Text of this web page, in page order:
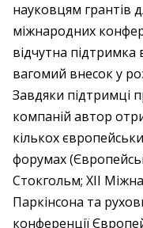
науковцям грантів
міжнародних
відчутна підтримка
вагомий внесок у
Завдяки підтримці
компаній автор
кількох
форумах
Стокгольм; XII
Паркінсона та
конференції